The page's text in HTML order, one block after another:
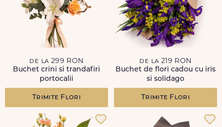
de la 299 RON
Buchet crini si trandafiri
portocalii
Trimite Flori
de la 219 RON
Buchet de flori cadou cu iris
si solidago
Trimite Flori